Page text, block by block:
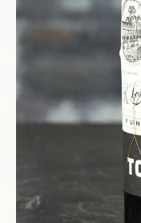
Граппа
Саке